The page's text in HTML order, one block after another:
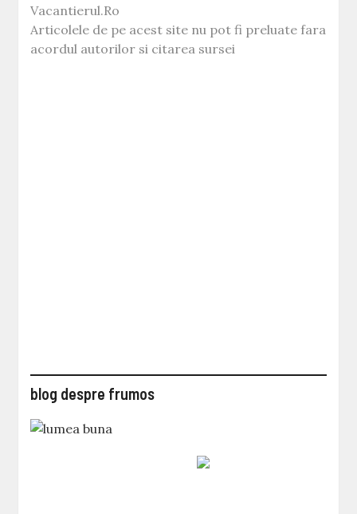
Vacantierul.Ro
Articolele de pe acest site nu pot fi preluate fara
acordul autorilor si citarea sursei
blog despre frumos